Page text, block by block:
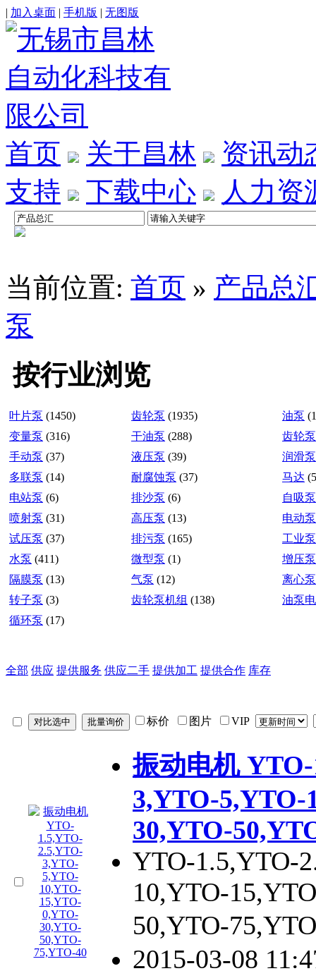
| 加入桌面 | 手机版 | 无图版
首页 关于昌林
资讯动
支持
下载中心 人力资
当前位置: 首页 » 产品总
泵
按行业浏览
叶片泵 (1450) 齿轮泵 (1935) 油泵
变量泵 (316) 干油泵 (288)
齿轮泵
手动泵 (37) 液压泵 (39)
润滑泵
多联泵 (14) 耐腐蚀泵 (37) 马达
电站泵 (6) 排沙泵 (6)
自吸泵
喷射泵 (31) 高压泵 (13)
电动泵
试压泵 (37) 排污泵 (165)
工业泵
水泵 (411) 微型泵 (1)
增压泵
隔膜泵 (13) 气泵 (12)
离心泵
转子泵 (3) 齿轮泵机组 (138)
油泵
循环泵 (17)
全部 供应 提供服务 供应二手 提供加工 提供合作 库存
标价 图片 VIP
振动电机
3,YTO-5,YTO-
30,YTO-
YTO-1.5,YTO-
10,YTO-
50,YTO-
2015-03-08